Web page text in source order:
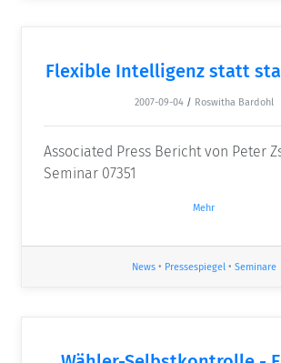
Flexible Intelligenz statt
2007-09-04 / Roswitha Bardohl
Associated Press Bericht von Peter
Seminar 07351
Mehr
News• Pressespiegel• Seminare